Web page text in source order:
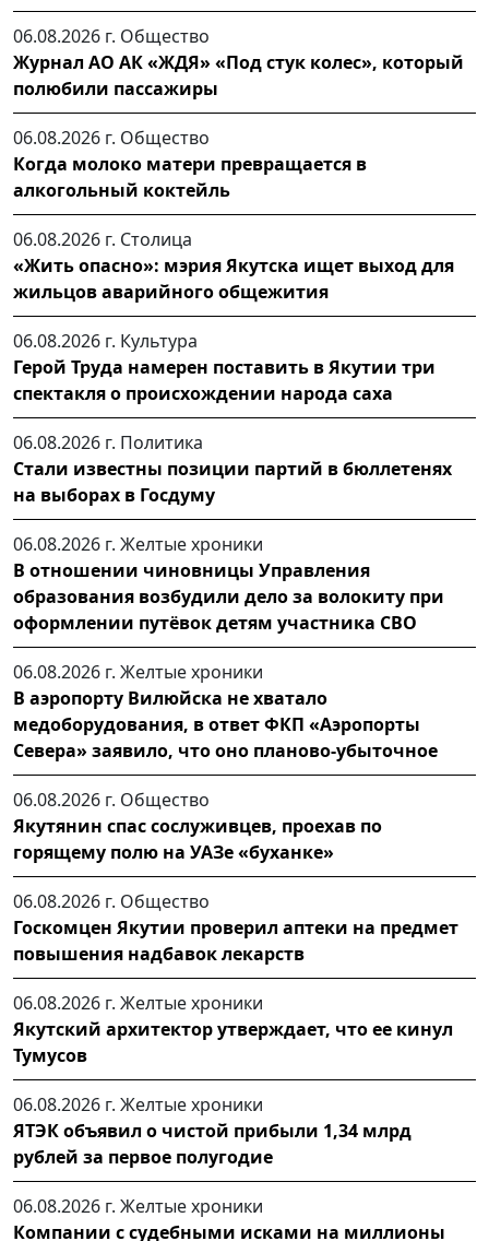
06.08.2026 г. Общество
Журнал АО АК «ЖДЯ» «Под стук колес», который
полюбили пассажиры
06.08.2026 г. Общество
Когда молоко матери превращается в
алкогольный коктейль
06.08.2026 г. Столица
«Жить опасно»: мэрия Якутска ищет выход для
жильцов аварийного общежития
06.08.2026 г. Культура
Герой Труда намерен поставить в Якутии три
спектакля о происхождении народа саха
06.08.2026 г. Политика
Стали известны позиции партий в бюллетенях
на выборах в Госдуму
06.08.2026 г. Желтые хроники
В отношении чиновницы Управления
образования возбудили дело за волокиту при
оформлении путёвок детям участника СВО
06.08.2026 г. Желтые хроники
В аэропорту Вилюйска не хватало
медоборудования, в ответ ФКП «Аэропорты
Севера» заявило, что оно планово-убыточное
06.08.2026 г. Общество
Якутянин спас сослуживцев, проехав по
горящему полю на УАЗе «буханке»
06.08.2026 г. Общество
Госкомцен Якутии проверил аптеки на предмет
повышения надбавок лекарств
06.08.2026 г. Желтые хроники
Якутский архитектор утверждает, что ее кинул
Тумусов
06.08.2026 г. Желтые хроники
ЯТЭК объявил о чистой прибыли 1,34 млрд
рублей за первое полугодие
06.08.2026 г. Желтые хроники
Компании с судебными исками на миллионы